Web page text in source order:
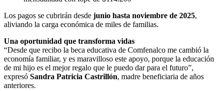
Los pagos se cubrirán desde junio hasta noviembre de 2025,
aliviando la carga económica de miles de familias.
Una oportunidad que transforma vidas
“Desde que recibo la beca educativa de Comfenalco me cambió la
economía familiar, y es maravilloso este apoyo, porque la educación
de mi hijo es el mejor regalo que le puedo dar para el futuro”,
expresó Sandra Patricia Castrillón, madre beneficiaria de años
anteriores.